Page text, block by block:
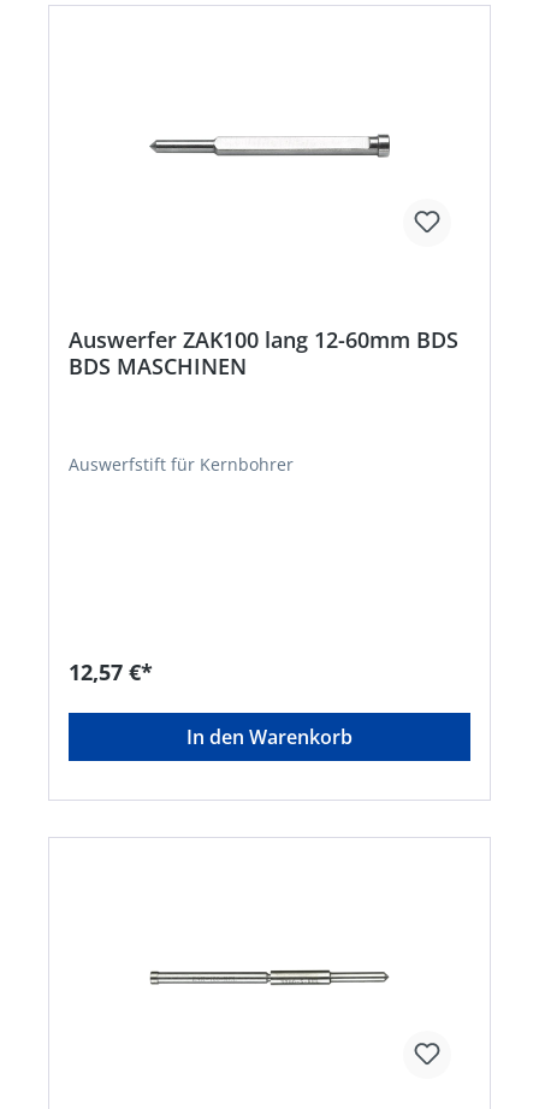
Auswerfer ZAK100 lang 12-60mm BDS
BDS MASCHINEN
Auswerfstift für Kernbohrer
12,57 €*
In den Warenkorb